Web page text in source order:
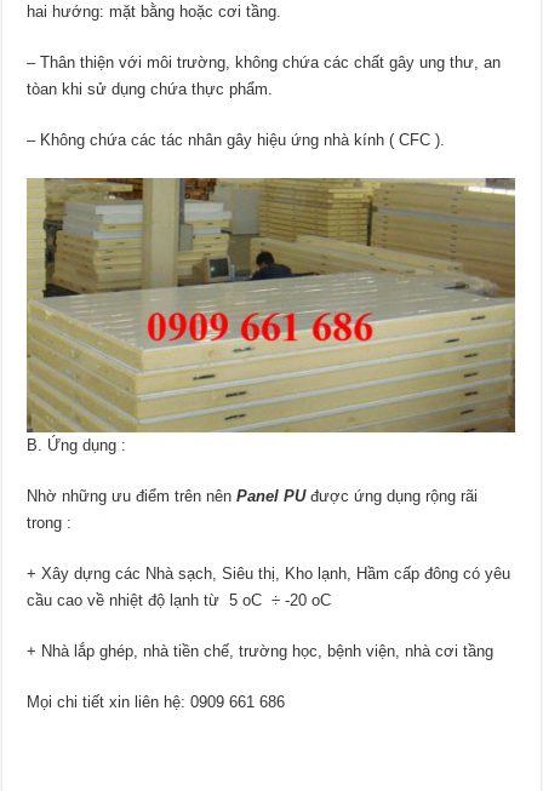
hai hướng: mặt bằng hoặc cơi tầng.
– Thân thiện với môi trường, không chứa các chất gây ung thư, an
tòan khi sử dụng chứa thực phẩm.
– Không chứa các tác nhân gây hiệu ứng nhà kính ( CFC ).
B. Ứng dụng :
Nhờ những ưu điểm trên nênPanel PUđược ứng dụng rộng rãi
trong :
+ Xây dựng các Nhà sạch, Siêu thị, Kho lạnh, Hầm cấp đông có yêu
cầu cao về nhiệt độ lạnh từ 5 oC ÷ -20 oC
+ Nhà lắp ghép, nhà tiền chế, trường học, bệnh viện, nhà cơi tầng
Mọi chi tiết xin liên hệ: 0909 661 686